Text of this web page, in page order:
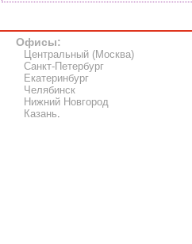
Офисы:
Центральный (Москва)
Санкт-Петербург
Екатеринбург
Челябинск
Нижний Новгород
Казань.